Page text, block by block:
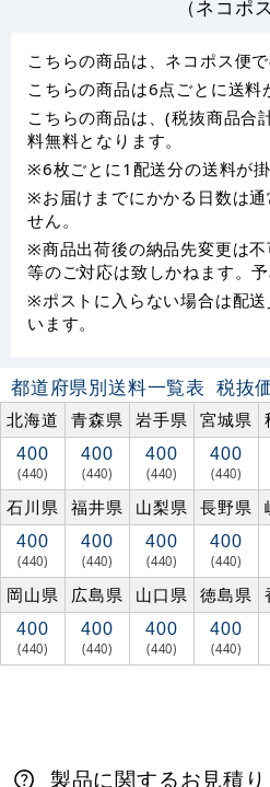
（ネコポ
こちらの商品は、ネコポス便
こちらの商品は6点ごとに送料
こちらの商品は、(税抜商品合
料無料となります。
※6枚ごとに1配送分の送料が掛
※お届けまでにかかる日数は
せん。
※商品出荷後の納品先変更は
等のご対応は致しかねます。予
※ポストに入らない場合は配
います。
都道府県別送料一覧表 税抜
北海道
青森県 岩手県 宮城県
400
(440)
400
(440)
400
(440)
400
(440)
石川県 福井県 山梨県 長野県
400
(440)
400
(440)
400
(440)
400
(440)
岡山県 広島県 山口県 徳島県
400
(440)
400
(440)
400
(440)
400
(440)
製品に関するお見積